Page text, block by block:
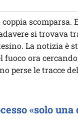
scomparsa.
si trovava
La notizia è
ora
perse le tracce
«solo una